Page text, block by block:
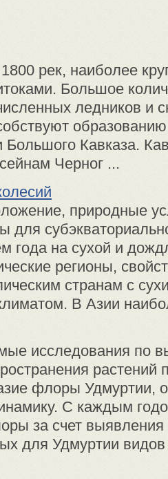
рек, наиболее
Большое
ледников и
образованию
Большого Кавказа.
Черног ...
природные
для
года на сухой и
регионы,
странам с
В Азии
исследования по
растений
флоры Удмуртии,
С каждым
за счет выявления
для Удмуртии